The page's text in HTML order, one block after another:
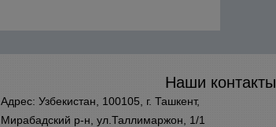
Наши контакты
Адрес: Узбекистан, 100105, г. Ташкент,
Мирабадский р-н, ул.Таллимаржон, 1/1